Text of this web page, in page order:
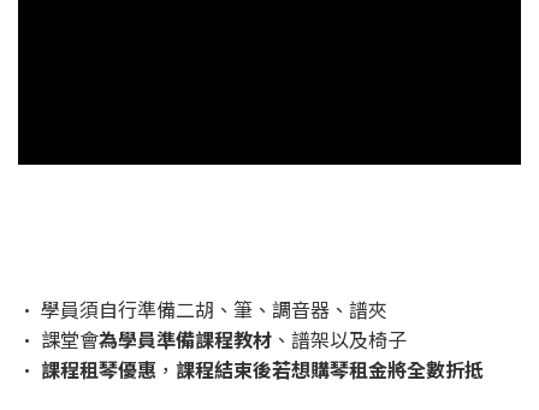
• 學員須自行準備二胡、筆、調音器、譜夾
• 課堂會為學員準備課程教材 、譜架以及椅子
• 課程租琴優惠 ， 課程結束後若想購琴租金將全數折抵